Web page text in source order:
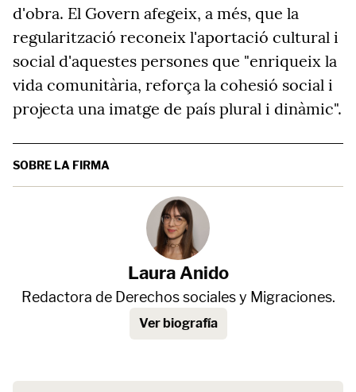
d'obra. El Govern afegeix, a més, que la
regularització reconeix l'aportació cultural i
social d'aquestes persones que "enriqueix la
vida comunitària, reforça la cohesió social i
projecta una imatge de país plural i dinàmic".
SOBRE LA FIRMA
Laura Anido
Redactora de Derechos sociales y Migraciones.
Ver biografía